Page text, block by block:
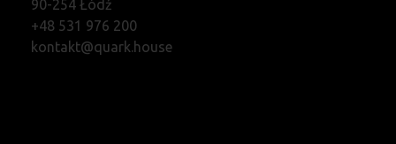
90-254 Łódź
+48 531 976 200
kontakt@quark.house